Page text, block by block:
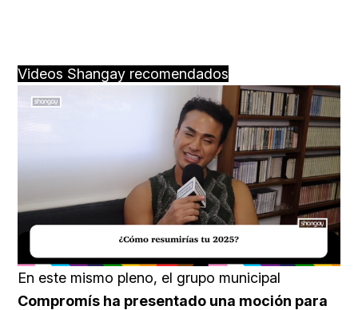
Videos Shangay recomendados
Unmute Loaded:
40.09%
En este mismo pleno, el grupo municipal
Compromís ha presentado una moción para